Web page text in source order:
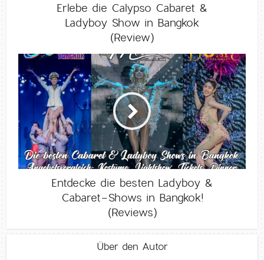
Erlebe die Calypso Cabaret &
Ladyboy Show in Bangkok
(Review)
Entdecke die besten Ladyboy &
Cabaret-Shows in Bangkok!
(Reviews)
Über den Autor